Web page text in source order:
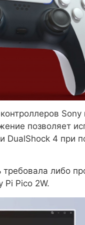
позволяет
DualShock 4 при
либо
Pi Pico 2W.